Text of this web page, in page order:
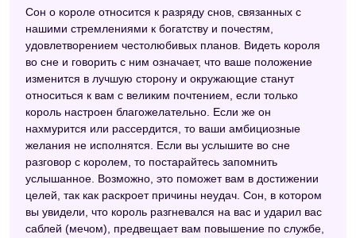
Сон о короле относится к разряду снов, связанных с
нашими стремлениями к богатству и почестям,
удовлетворением честолюбивых планов. Видеть короля
во сне и говорить с ним означает, что ваше положение
изменится в лучшую сторону и окружающие станут
относиться к вам с великим почтением, если только
король настроен благожелательно. Если же он
нахмурится или рассердится, то ваши амбициозные
желания не исполнятся. Если вы услышите во сне
разговор с королем, то постарайтесь запомнить
услышанное. Возможно, это поможет вам в достижении
целей, так как раскроет причины неудач. Сон, в котором
вы увидели, что король разгневался на вас и ударил вас
саблей (мечом), предвещает вам повышение по службе,